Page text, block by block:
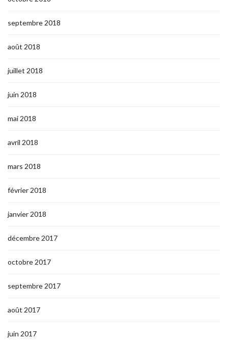
septembre 2018
août 2018
juillet 2018
juin 2018
mai 2018
avril 2018
mars 2018
février 2018
janvier 2018
décembre 2017
octobre 2017
septembre 2017
août 2017
juin 2017